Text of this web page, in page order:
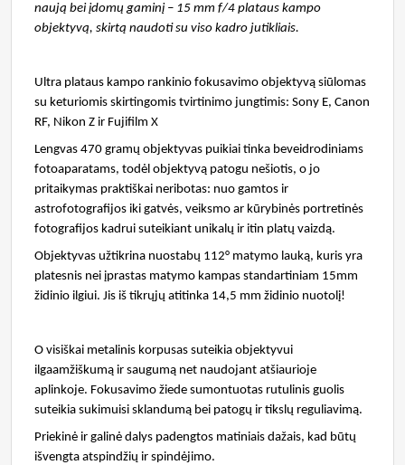
naują bei įdomų gaminį – 15 mm f/4 plataus kampo
objektyvą, skirtą naudoti su viso kadro jutikliais.
Ultra plataus kampo rankinio fokusavimo objektyvą siūlomas
su keturiomis skirtingomis tvirtinimo jungtimis: Sony E, Canon
RF, Nikon Z ir Fujifilm X
Lengvas 470 gramų objektyvas puikiai tinka beveidrodiniams
fotoaparatams, todėl objektyvą patogu nešiotis, o jo
pritaikymas praktiškai neribotas: nuo gamtos ir
astrofotografijos iki gatvės, veiksmo ar kūrybinės portretinės
fotografijos kadrui suteikiant unikalų ir itin platų vaizdą.
Objektyvas užtikrina nuostabų 112° matymo lauką, kuris yra
platesnis nei įprastas matymo kampas standartiniam 15mm
židinio ilgiui. Jis iš tikrųjų atitinka 14,5 mm židinio nuotolį!
O visiškai metalinis korpusas suteikia objektyvui
ilgaamžiškumą ir saugumą net naudojant atšiaurioje
aplinkoje. Fokusavimo žiede sumontuotas rutulinis guolis
suteikia sukimuisi sklandumą bei patogų ir tikslų reguliavimą.
Priekinė ir galinė dalys padengtos matiniais dažais, kad būtų
išvengta atspindžių ir spindėjimo.